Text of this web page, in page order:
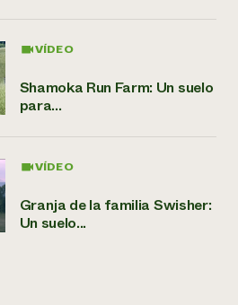
VÍDEO
Shamoka Run Farm: Un suelo
para...
VÍDEO
Granja de la familia Swisher:
Un suelo...